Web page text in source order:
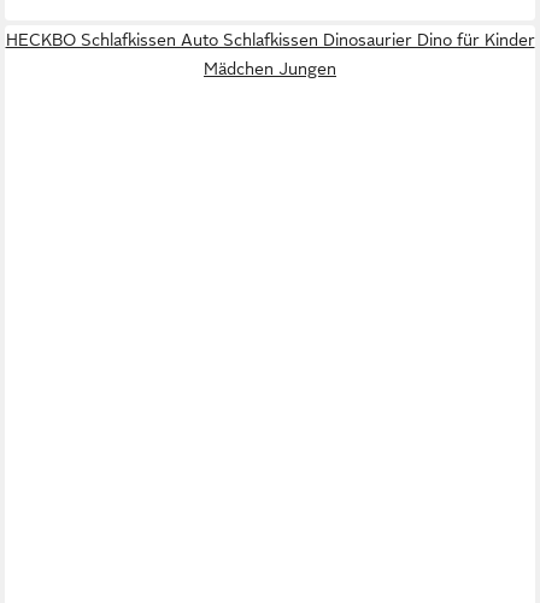
HECKBO Schlafkissen Auto Schlafkissen Dinosaurier Dino für Kinder
Mädchen Jungen